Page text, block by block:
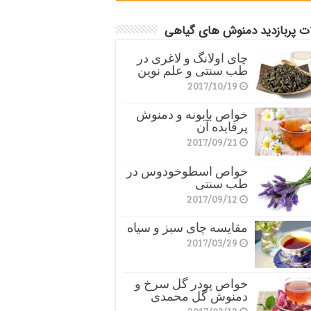
پربازدید دمنوش های گیاهی
چای اولانگ و لاغری در
طب سنتی و علم نوین
2017/10/19
خواص بابونه و دمنوش
پرفایده آن
2017/09/21
خواص اسطوخودوس در
طب سنتی
2017/09/12
مقایسه چای سبز و سیاه
2017/03/29
خواص پودر گل سرخ و
دمنوش گل محمدی